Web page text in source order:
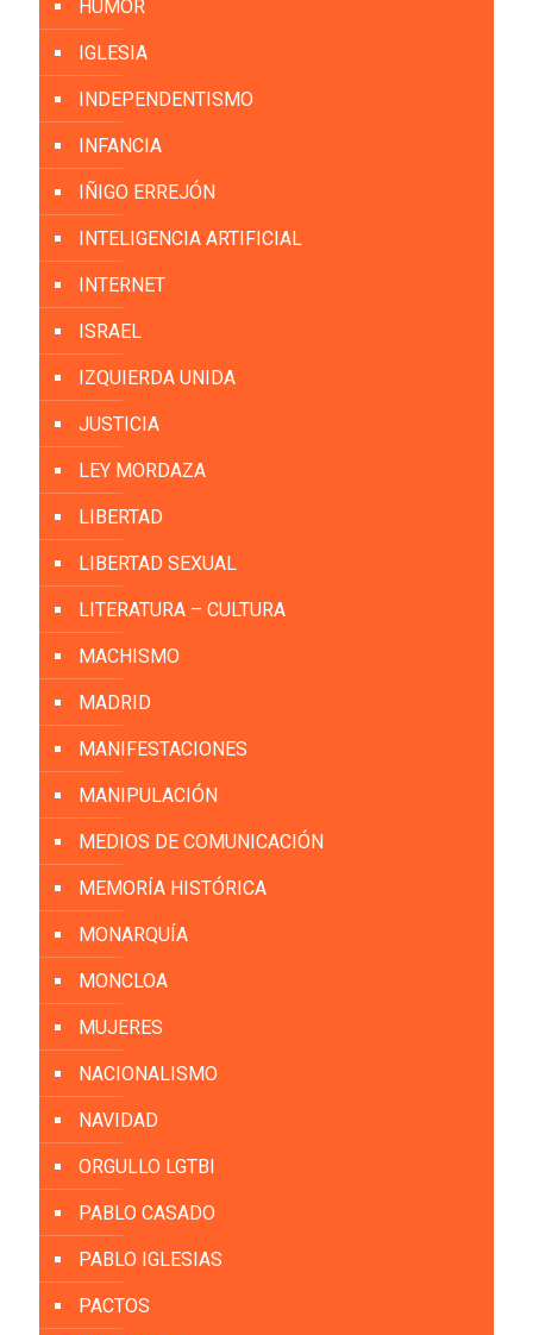
HUMOR
IGLESIA
INDEPENDENTISMO
INFANCIA
IÑIGO ERREJÓN
INTELIGENCIA ARTIFICIAL
INTERNET
ISRAEL
IZQUIERDA UNIDA
JUSTICIA
LEY MORDAZA
LIBERTAD
LIBERTAD SEXUAL
LITERATURA – CULTURA
MACHISMO
MADRID
MANIFESTACIONES
MANIPULACIÓN
MEDIOS DE COMUNICACIÓN
MEMORÍA HISTÓRICA
MONARQUÍA
MONCLOA
MUJERES
NACIONALISMO
NAVIDAD
ORGULLO LGTBI
PABLO CASADO
PABLO IGLESIAS
PACTOS